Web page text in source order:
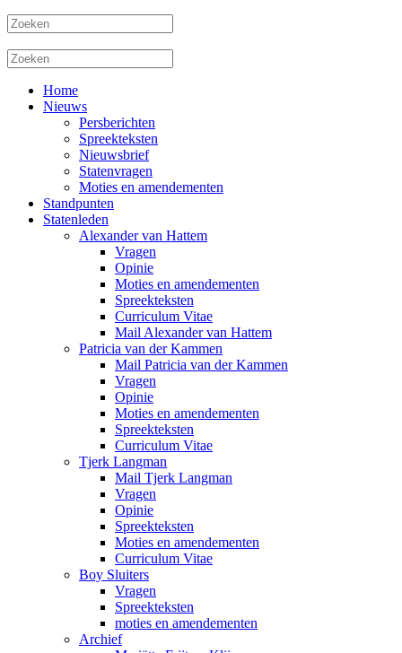
Home
Nieuws
Persberichten
Spreekteksten
Nieuwsbrief
Statenvragen
Moties en amendementen
Standpunten
Statenleden
Alexander van Hattem
Vragen
Opinie
Moties en amendementen
Spreekteksten
Curriculum Vitae
Mail Alexander van Hattem
Patricia van der Kammen
Mail Patricia van der Kammen
Vragen
Opinie
Moties en amendementen
Spreekteksten
Curriculum Vitae
Tjerk Langman
Mail Tjerk Langman
Vragen
Opinie
Spreekteksten
Moties en amendementen
Curriculum Vitae
Boy Sluiters
Vragen
Spreekteksten
moties en amendementen
Archief